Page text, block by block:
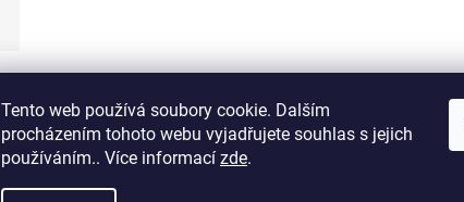
Tento web používá soubory cookie. Dalším
procházením tohoto webu vyjadřujete souhlas s jejich
používáním.. Více informací zde.